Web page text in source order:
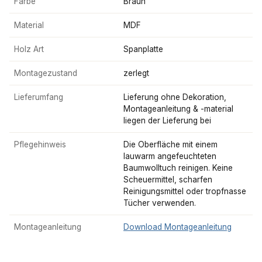
Material MDF
Holz Art Spanplatte
Montagezustand zerlegt
Lieferumfang
Lieferung ohne Dekoration,
Montageanleitung & -material
liegen der Lieferung bei
Pflegehinweis
Die Oberfläche mit einem
lauwarm angefeuchteten
Baumwolltuch reinigen. Keine
Scheuermittel, scharfen
Reinigungsmittel oder tropfnasse
Tücher verwenden.
Montageanleitung Download Montageanleitung